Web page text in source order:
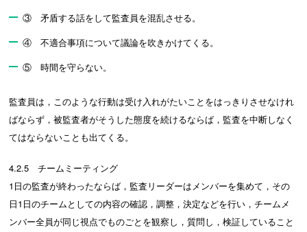
③ 矛盾する話をして監査員を混乱させる。
④ 不適合事項について議論を吹きかけてくる。
⑤ 時間を守らない。
監査員は，このような行動は受け入れがたいことをはっきりさせなけれ
ばならず，被監査者がそうした態度を続けるならば，監査を中断しなく
てはならないことも出てくる。
4.2.5 チームミーティング
1日の監査が終わったならば，監査リーダーはメンバーを集めて，その
日1日のチームとしての内容の確認，調整，決定などを行い，チームメ
ンバー全員が同じ視点でものごとを観察し，質問し，検証していること